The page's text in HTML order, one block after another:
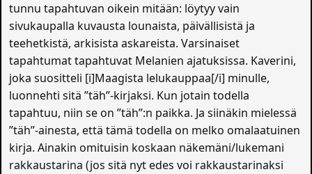
tunnu tapahtuvan oikein mitään: löytyy vain
sivukaupalla kuvausta lounaista, päivällisistä ja
teehetkistä, arkisista askareista. Varsinaiset
tapahtumat tapahtuvat Melanien ajatuksissa. Kaverini,
joka suositteli [i]Maagista lelukauppaa[/i] minulle,
luonnehti sitä ”täh”-kirjaksi. Kun jotain todella
tapahtuu, niin se on ”täh”:n paikka. Ja siinäkin mielessä
”täh”-ainesta, että tämä todella on melko omalaatuinen
kirja. Ainakin omituisin koskaan näkemäni/lukemani
rakkaustarina (jos sitä nyt edes voi rakkaustarinaksi